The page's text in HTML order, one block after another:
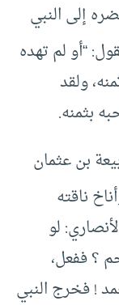
إلى النبي
“أو لم تهده
ولقد
بثمنه.
بن عثمان
ناقته
لو
؟ ففعل،
! فخرج النبي